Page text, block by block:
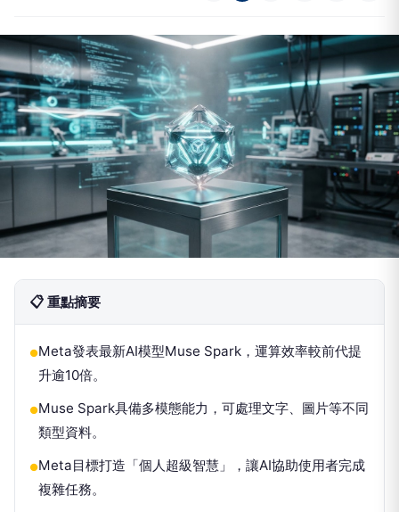
📋 重點摘要
●Meta發表最新AI模型Muse Spark，運算效率較前代提
升逾10倍。
●Muse Spark具備多模態能力，可處理文字、圖片等不同
類型資料。
●Meta目標打造「個人超級智慧」，讓AI協助使用者完成
複雜任務。